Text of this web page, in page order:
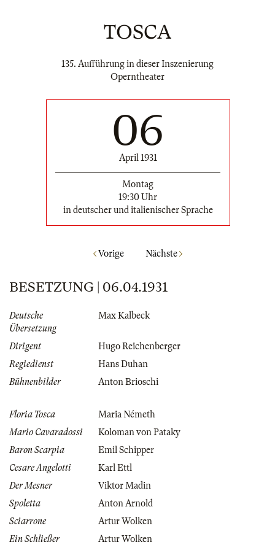
TOSCA
135. Aufführung in dieser Inszenierung
Operntheater
06
April 1931
Montag
19:30 Uhr
in deutscher und italienischer Sprache
Vorige Nächste
BESETZUNG | 06.04.1931
Deutsche
Übersetzung
Max Kalbeck
Dirigent
Hugo Reichenberger
Regiedienst
Hans Duhan
Bühnenbilder
Anton Brioschi
Floria Tosca
Maria Németh
Mario Cavaradossi
Koloman von Pataky
Baron Scarpia
Emil Schipper
Cesare Angelotti
Karl Ettl
Der Mesner
Viktor Madin
Spoletta
Anton Arnold
Sciarrone
Artur Wolken
Ein Schließer
Artur Wolken